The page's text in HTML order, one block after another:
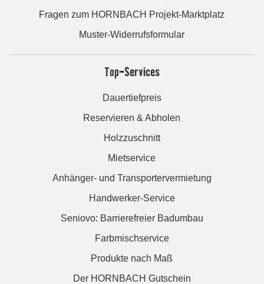
Fragen zum HORNBACH Projekt-Marktplatz
Muster-Widerrufsformular
Top-Services
Dauertiefpreis
Reservieren & Abholen
Holzzuschnitt
Mietservice
Anhänger- und Transportervermietung
Handwerker-Service
Seniovo: Barrierefreier Badumbau
Farbmischservice
Produkte nach Maß
Der HORNBACH Gutschein